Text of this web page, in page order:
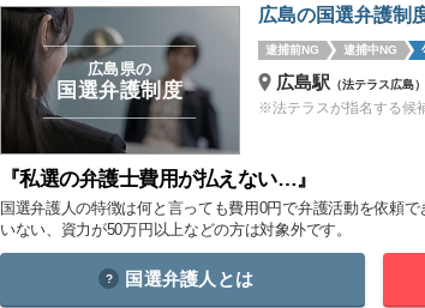
広島の国選弁護制
逮捕前NG 逮捕中NG
広島県の
国選弁護制度 広島駅 （法テラス広島）
※法テラスが指名する候
『私選の弁護士費用が払えない…』
国選弁護人の特徴は何と言っても費用0円で弁護活動を依頼
いない、資力が50万円以上などの方は対象外です。
国選弁護人とは